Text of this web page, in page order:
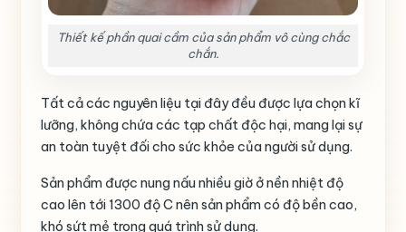
Thiết kế phần quai cầm của sản phẩm vô cùng chắc
chắn.
Tất cả các nguyên liệu tại đây đều được lựa chọn kĩ
lưỡng, không chứa các tạp chất độc hại, mang lại sự
an toàn tuyệt đối cho sức khỏe của người sử dụng.
Sản phẩm được nung nấu nhiều giờ ở nền nhiệt độ
cao lên tới 1300 độ C nên sản phẩm có độ bền cao,
khó sứt mẻ trong quá trình sử dụng.